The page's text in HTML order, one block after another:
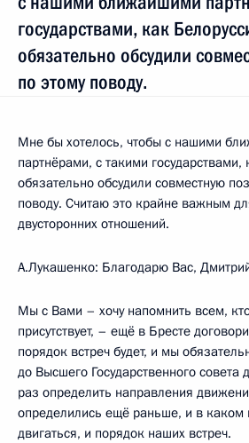
государствами, как
обязательно обсудили
по этому поводу.
Мне бы хотелось, чтобы с нашими
партнёрами, с такими
обязательно обсудили совместную
поводу. Считаю это крайне важным
двусторонних отношений.
А.Лукашенко: Благодарю Вас,
Мы с Вами – хочу напомнить всем,
присутствует, – ещё в Бресте
порядок встреч будет, и мы
до Высшего Государственного совета
раз определить направления
определились ещё раньше, и в каком
двигаться, и порядок наших встреч.